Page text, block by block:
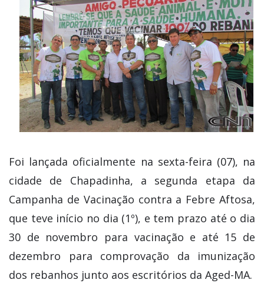
Foi lançada oficialmente na sexta-feira (07), na
cidade de Chapadinha, a segunda etapa da
Campanha de Vacinação contra a Febre Aftosa,
que teve início no dia (1º), e tem prazo até o dia
30 de novembro para vacinação e até 15 de
dezembro para comprovação da imunização
dos rebanhos junto aos escritórios da Aged-MA.